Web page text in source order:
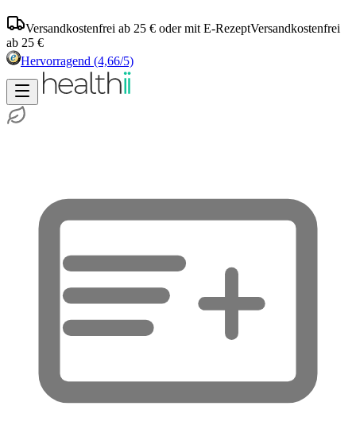
Versandkostenfrei ab 25 € oder mit E-RezeptVersandkostenfrei
ab 25 €
Hervorragend (4,66/5)